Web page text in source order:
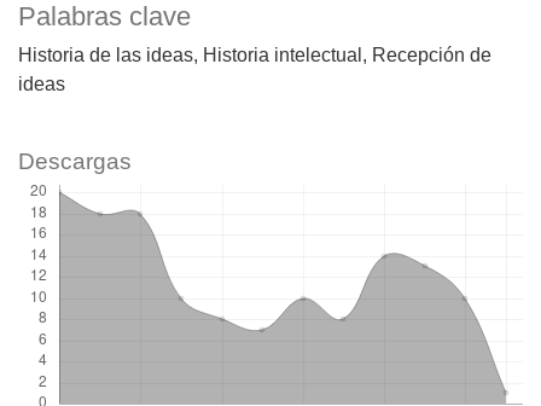
Palabras clave
Historia de las ideas Historia intelectual
Recepción de
ideas
Descargas